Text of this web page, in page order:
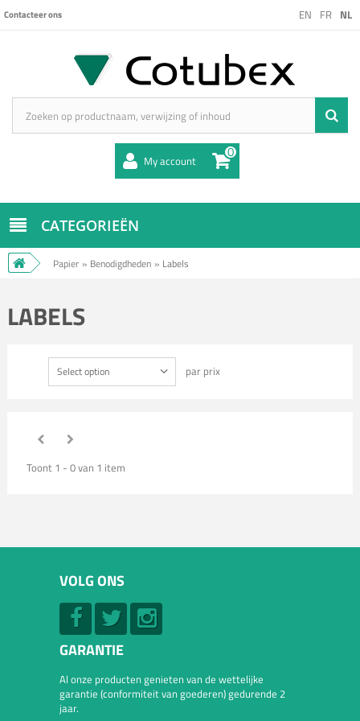
EN FR NL
Contacteer ons
My account 0
CATEGORIEËN
Papier » Benodigdheden » Labels
LABELS
Select option par prix
Toont 1 - 0 van 1 item
VOLG ONS
GARANTIE
Al onze producten genieten van de wettelijke
garantie (conformiteit van goederen) gedurende 2
jaar.